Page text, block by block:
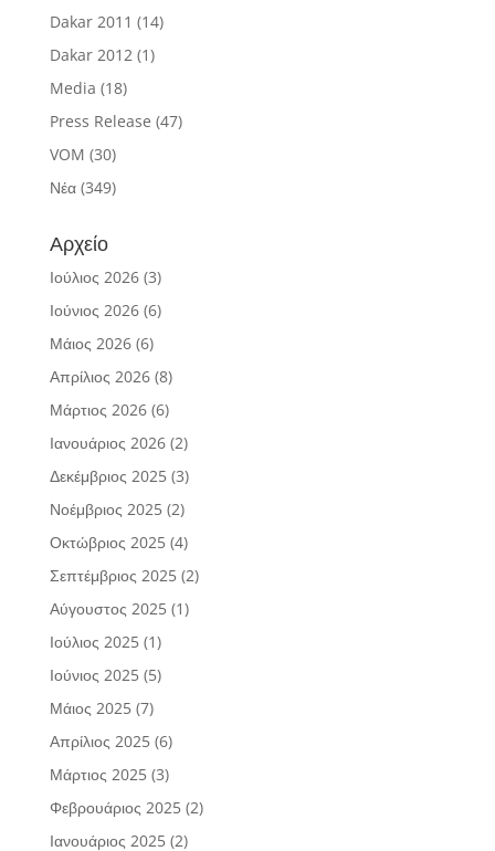
Dakar 2011 (14)
Dakar 2012(1)
Media (18)
Press Release (47)
VOM (30)
Νέα(349)
Αρχείο
Ιούλιος 2026(3)
Ιούνιος 2026(6)
Μάιος 2026(6)
Απρίλιος 2026(8)
Μάρτιος 2026(6)
Ιανουάριος 2026(2)
Δεκέμβριος 2025(3)
Νοέμβριος 2025(2)
Οκτώβριος 2025(4)
Σεπτέμβριος 2025(2)
Αύγουστος 2025(1)
Ιούλιος 2025(1)
Ιούνιος 2025(5)
Μάιος 2025(7)
Απρίλιος 2025(6)
Μάρτιος 2025(3)
Φεβρουάριος 2025(2)
Ιανουάριος 2025(2)